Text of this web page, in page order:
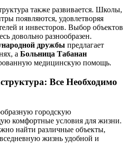
также развивается. Школы,
появляются, удовлетворяя
и инвесторов. Выбор объектов
довольно разнообразен.
дружбы предлагает
а Больница Табанан
медицинскую помощь.
Все Необходимо
городскую
комфортные условия для жизни.
найти различные объекты,
жизнь удобной и